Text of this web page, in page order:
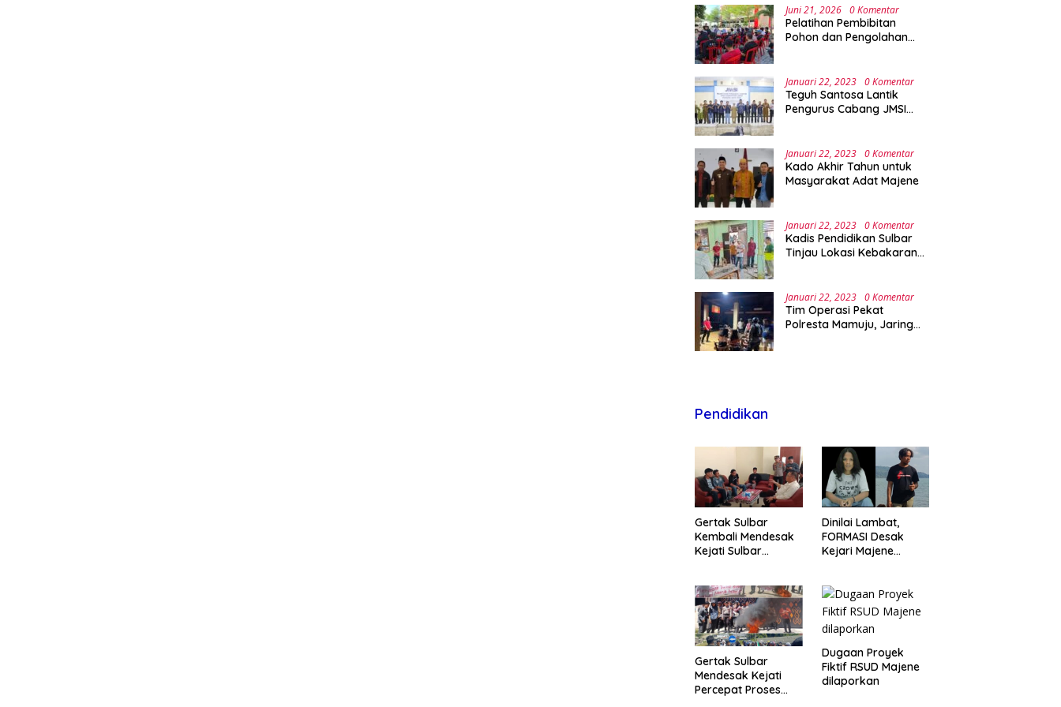
Juni 21, 2026 0 Komentar
Pelatihan Pembibitan
Pohon dan Pengolahan
Green Campus di UPA
Laboratorium Terpadu
Januari 22, 2023 0 Komentar
Teguh Santosa Lantik
Pengurus Cabang JMSI
Januari 22, 2023 0 Komentar
Kado Akhir Tahun untuk
Masyarakat Adat Majene
Januari 22, 2023 0 Komentar
Kadis Pendidikan Sulbar
Tinjau Lokasi Kebakaran
Januari 22, 2023 0 Komentar
Tim Operasi Pekat
Polresta Mamuju, Jaring
Pendidikan
Gertak Sulbar
Kembali Mendesak
Kejati Sulbar
Majene
Dinilai Lambat,
FORMASI Desak
Kejari Majene
Fiktif RSUD Majene
Gertak Sulbar
Mendesak Kejati
Percepat Proses
Dugaan Proyek
Fiktif RSUD Majene
dilaporkan